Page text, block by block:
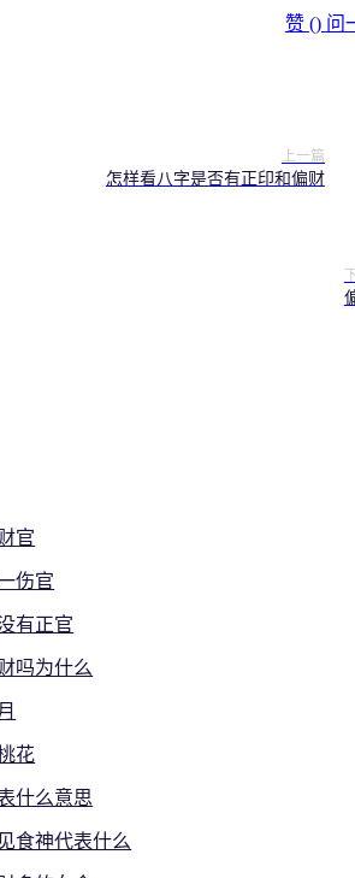
赞 () 问
上一篇
怎样看八字是否有正印和偏财
官
伤官
有正官
吗为什么
花
什么意思
食神代表什么